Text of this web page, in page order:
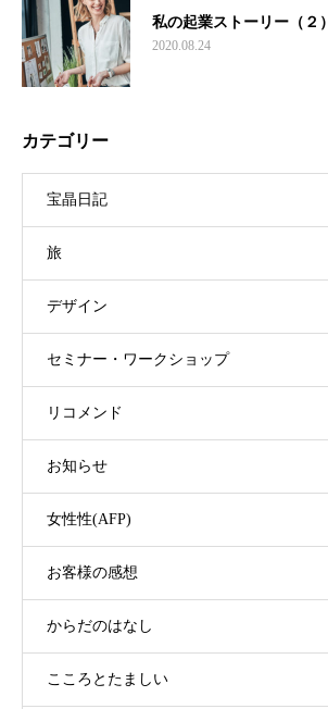
私の起業ストーリー（２）
2020.08.24
カテゴリー
宝晶日記
旅
デザイン
セミナー・ワークショップ
リコメンド
お知らせ
女性性(AFP)
お客様の感想
からだのはなし
こころとたましい